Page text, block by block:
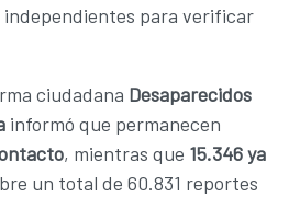
independientes para verificar
ciudadana Desaparecidos
informó que permanecen
, mientras que 15.346 ya
un total de 60.831 reportes